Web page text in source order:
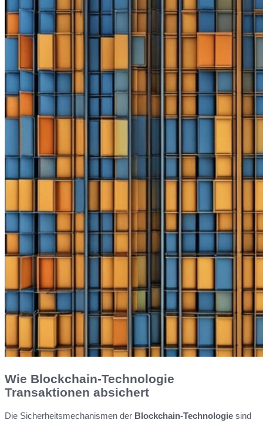
Wie Blockchain-Technologie
Transaktionen absichert
Die Sicherheitsmechanismen der Blockchain-Technologie sind